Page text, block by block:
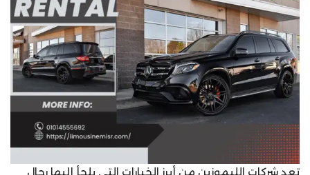
تعد شركات الليموزين من أبرز الخيارات التي يلجأ إليها رجال